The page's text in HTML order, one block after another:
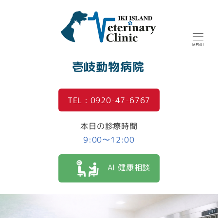
壱岐動物病院
MENU
TEL : 0920-47-6767
本日の診療時間
9:00〜12:00
AI 健康相談